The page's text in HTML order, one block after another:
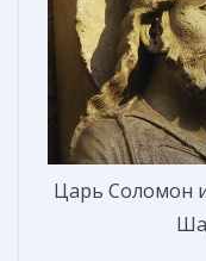
Царь Соломон